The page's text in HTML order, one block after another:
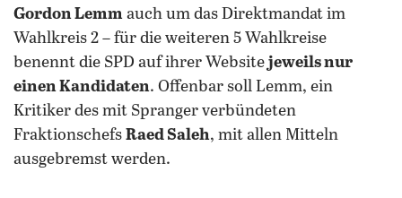
Gordon Lemm auch um das Direktmandat im
Wahlkreis 2 – für die weiteren 5 Wahlkreise
benennt die SPD auf ihrer Websitejeweils nur
einen Kandidaten. Offenbar soll Lemm, ein
Kritiker des mit Spranger verbündeten
Fraktionschefs Raed Saleh, mit allen Mitteln
ausgebremst werden.